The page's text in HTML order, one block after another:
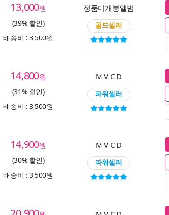
13,000원
(39% 할인)
배송비 : 3,500원
정품미개봉앨범
골드셀러
14,800원
(31% 할인)
배송비 : 3,500원
M V C D
파워셀러
14,900원
(30% 할인)
배송비 : 3,500원
M V C D
파워셀러